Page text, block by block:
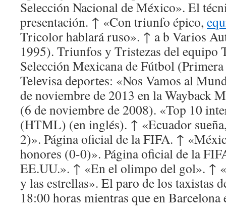
Selección Nacional de México». El
presentación. ↑ «Con triunfo épico,
Tricolor hablará ruso». ↑ a b Varios
1995). Triunfos y Tristezas del
Selección Mexicana de Fútbol
Televisa deportes: «Nos Vamos al
de noviembre de 2013 en la Wayback
(6 de noviembre de 2008). «Top 10
(HTML) (en inglés). ↑ «Ecuador
2)». Página oficial de la FIFA. ↑
honores (0-0)». Página oficial de la
EE.UU.». ↑ «En el olimpo del gol». ↑
y las estrellas». El paro de los taxistas
18:00 horas mientras que en Barcelona